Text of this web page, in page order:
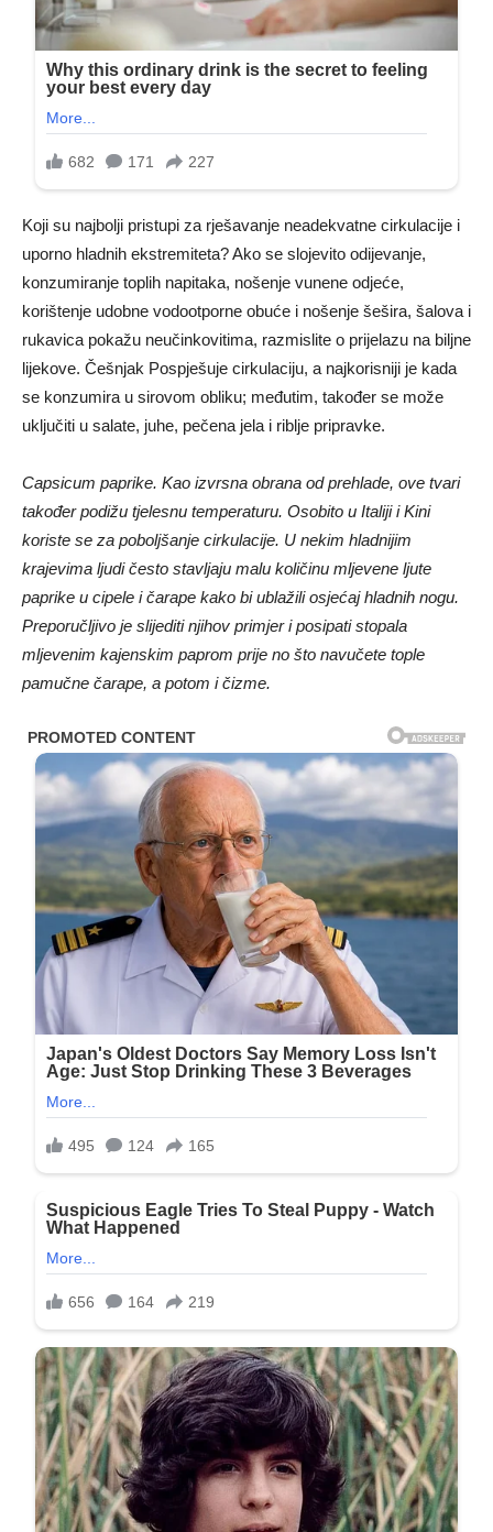
Koji su najbolji pristupi za rješavanje neadekvatne cirkulacije i
uporno hladnih ekstremiteta? Ako se slojevito odijevanje,
konzumiranje toplih napitaka, nošenje vunene odjeće,
korištenje udobne vodootporne obuće i nošenje šešira, šalova i
rukavica pokažu neučinkovitima, razmislite o prijelazu na biljne
lijekove. Češnjak Pospješuje cirkulaciju, a najkorisniji je kada
se konzumira u sirovom obliku; međutim, također se može
uključiti u salate, juhe, pečena jela i riblje pripravke.
Capsicum paprike. Kao izvrsna obrana od prehlade, ove tvari
također podižu tjelesnu temperaturu. Osobito u Italiji i Kini
koriste se za poboljšanje cirkulacije. U nekim hladnijim
krajevima ljudi često stavljaju malu količinu mljevene ljute
paprike u cipele i čarape kako bi ublažili osjećaj hladnih nogu.
Preporučljivo je slijediti njihov primjer i posipati stopala
mljevenim kajenskim paprom prije no što navučete tople
pamučne čarape, a potom i čizme.